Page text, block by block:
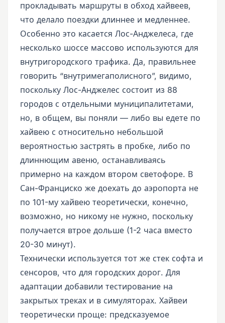
прокладывать маршруты в обход хайвеев,
что делало поездки длиннее и медленнее.
Особенно это касается Лос-Анджелеса, где
несколько шоссе массово используются для
внутригородского трафика. Да, правильнее
говорить “внутримегаполисного”, видимо,
поскольку Лос-Анджелес состоит из 88
городов с отдельными муниципалитетами,
но, в общем, вы поняли — либо вы едете по
хайвею с относительно небольшой
вероятностью застрять в пробке, либо по
длиннющим авеню, останавливаясь
примерно на каждом втором светофоре. В
Сан-Франциско же доехать до аэропорта не
по 101-му хайвею теоретически, конечно,
возможно, но никому не нужно, поскольку
получается втрое дольше (1-2 часа вместо
20-30 минут).
Технически используется тот же стек софта и
сенсоров, что для городских дорог. Для
адаптации добавили тестирование на
закрытых треках и в симуляторах. Хайвеи
теоретически проще: предсказуемое